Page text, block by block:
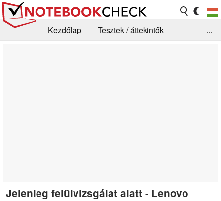
Kezdőlap
Tesztek / áttekintők
...
Jelenleg felülvizsgálat alatt - Lenovo